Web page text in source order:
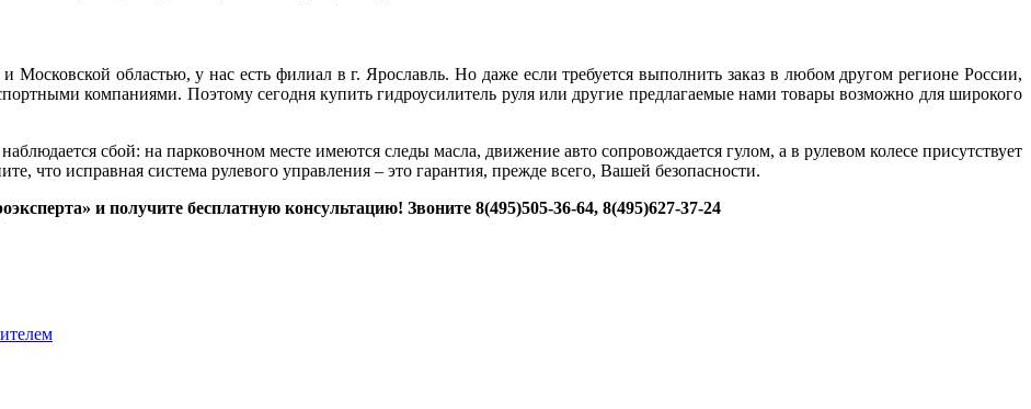
областью, у нас есть филиал в г. Ярославль. Но даже если требуется выполнить заказ в любом другом регионе России,
компаниями. Поэтому сегодня купить гидроусилитель руля или другие предлагаемые нами товары возможно для широкого
сбой: на парковочном месте имеются следы масла, движение авто сопровождается гулом, а в рулевом колесе присутствует
что исправная система рулевого управления – это гарантия, прежде всего, Вашей безопасности.
и получите бесплатную консультацию! Звоните 8(495)505-36-64, 8(495)627-37-24